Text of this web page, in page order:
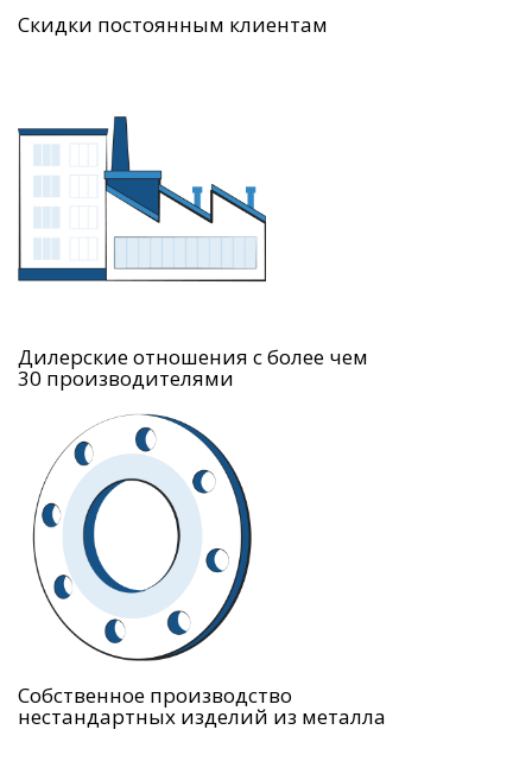
Скидки постоянным клиентам
Дилерские отношения с более чем
30 производителями
Собственное производство
нестандартных изделий из металла